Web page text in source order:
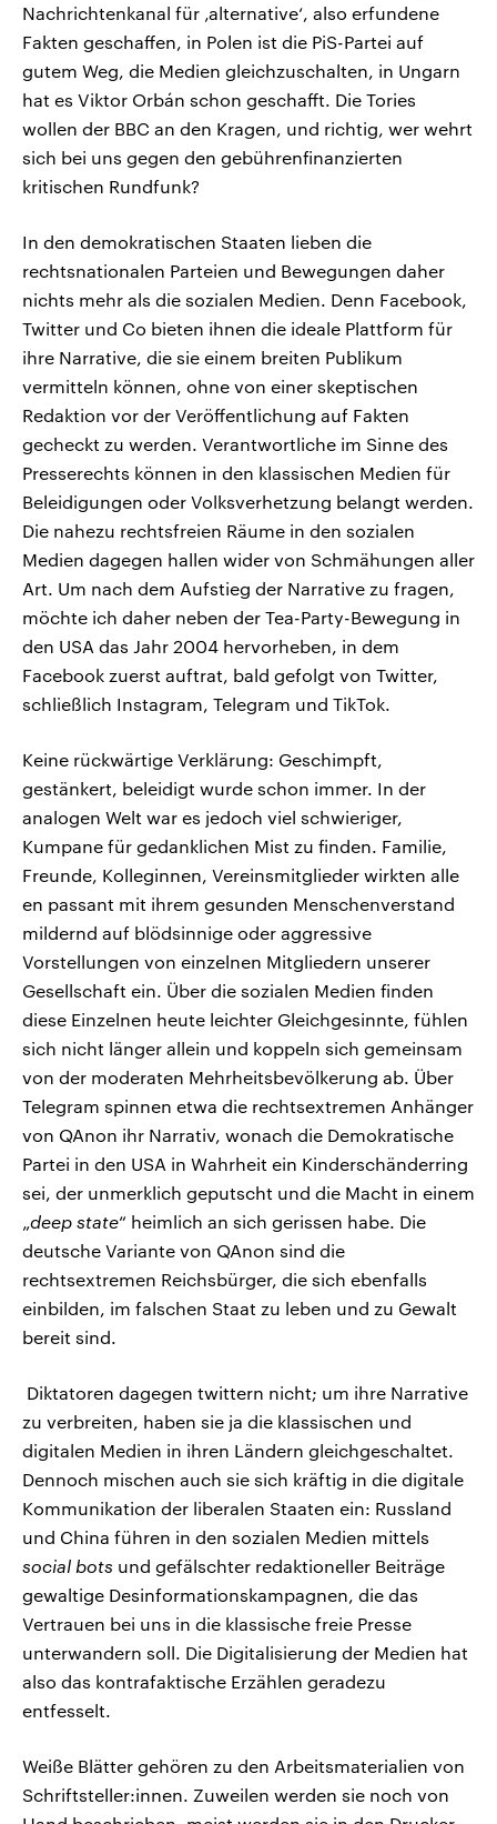
Nachrichtenkanal für ‚alternative‘, also erfundene
Fakten geschaffen, in Polen ist die PiS-Partei auf
gutem Weg, die Medien gleichzuschalten, in Ungarn
hat es Viktor Orbán schon geschafft. Die Tories
wollen der BBC an den Kragen, und richtig, wer wehrt
sich bei uns gegen den gebührenfinanzierten
kritischen Rundfunk?
In den demokratischen Staaten lieben die
rechtsnationalen Parteien und Bewegungen daher
nichts mehr als die sozialen Medien. Denn Facebook,
Twitter und Co bieten ihnen die ideale Plattform für
ihre Narrative, die sie einem breiten Publikum
vermitteln können, ohne von einer skeptischen
Redaktion vor der Veröffentlichung auf Fakten
gecheckt zu werden. Verantwortliche im Sinne des
Presserechts können in den klassischen Medien für
Beleidigungen oder Volksverhetzung belangt werden.
Die nahezu rechtsfreien Räume in den sozialen
Medien dagegen hallen wider von Schmähungen aller
Art. Um nach dem Aufstieg der Narrative zu fragen,
möchte ich daher neben der Tea-Party-Bewegung in
den USA das Jahr 2004 hervorheben, in dem
Facebook zuerst auftrat, bald gefolgt von Twitter,
schließlich Instagram, Telegram und TikTok.
Keine rückwärtige Verklärung: Geschimpft,
gestänkert, beleidigt wurde schon immer. In der
analogen Welt war es jedoch viel schwieriger,
Kumpane für gedanklichen Mist zu finden. Familie,
Freunde, Kolleginnen, Vereinsmitglieder wirkten alle
en passant mit ihrem gesunden Menschenverstand
mildernd auf blödsinnige oder aggressive
Vorstellungen von einzelnen Mitgliedern unserer
Gesellschaft ein. Über die sozialen Medien finden
diese Einzelnen heute leichter Gleichgesinnte, fühlen
sich nicht länger allein und koppeln sich gemeinsam
von der moderaten Mehrheitsbevölkerung ab. Über
Telegram spinnen etwa die rechtsextremen Anhänger
von QAnon ihr Narrativ, wonach die Demokratische
Partei in den USA in Wahrheit ein Kinderschänderring
sei, der unmerklich geputscht und die Macht in einem
„deep state“ heimlich an sich gerissen habe. Die
deutsche Variante von QAnon sind die
rechtsextremen Reichsbürger, die sich ebenfalls
einbilden, im falschen Staat zu leben und zu Gewalt
bereit sind.
Diktatoren dagegen twittern nicht; um ihre Narrative
zu verbreiten, haben sie ja die klassischen und
digitalen Medien in ihren Ländern gleichgeschaltet.
Dennoch mischen auch sie sich kräftig in die digitale
Kommunikation der liberalen Staaten ein: Russland
und China führen in den sozialen Medien mittels
social bots und gefälschter redaktioneller Beiträge
gewaltige Desinformationskampagnen, die das
Vertrauen bei uns in die klassische freie Presse
unterwandern soll. Die Digitalisierung der Medien hat
also das kontrafaktische Erzählen geradezu
entfesselt.
Weiße Blätter gehören zu den Arbeitsmaterialien von
Schriftsteller:innen. Zuweilen werden sie noch von